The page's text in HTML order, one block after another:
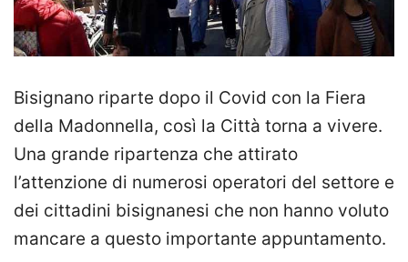
Bisignano riparte dopo il Covid con la Fiera
della Madonnella, così la Città torna a vivere.
Una grande ripartenza che attirato
l’attenzione di numerosi operatori del settore e
dei cittadini bisignanesi che non hanno voluto
mancare a questo importante appuntamento.